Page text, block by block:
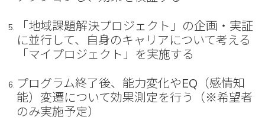
「地域課題解決プロジェクト」の企画・実証
に並行して、自身のキャリアについて考える
「マイプロジェクト」を実施する
プログラム終了後、能力変化やEQ（感情知
能）変遷について効果測定を行う（※希望者
のみ実施予定）